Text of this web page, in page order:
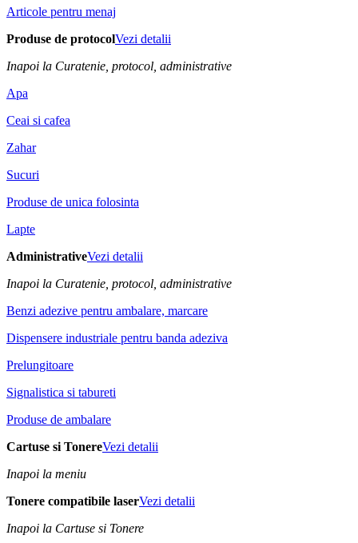
Articole pentru menaj
Produse de protocolVezi detalii
Inapoi la Curatenie, protocol, administrative
Apa
Ceai si cafea
Zahar
Sucuri
Produse de unica folosinta
Lapte
AdministrativeVezi detalii
Inapoi la Curatenie, protocol, administrative
Benzi adezive pentru ambalare, marcare
Dispensere industriale pentru banda adeziva
Prelungitoare
Signalistica si tabureti
Produse de ambalare
Cartuse si TonereVezi detalii
Inapoi la meniu
Tonere compatibile laserVezi detalii
Inapoi la Cartuse si Tonere